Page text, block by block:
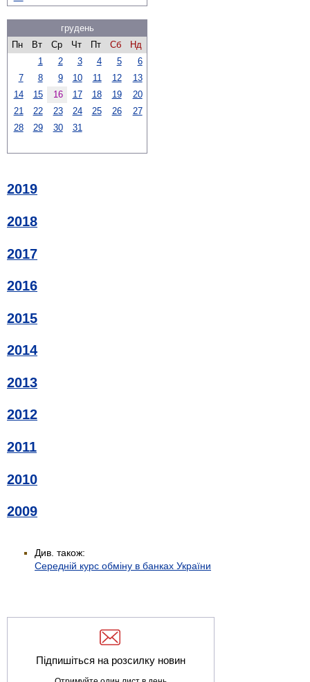
грудень
Пн
Вт Ср Чт Пт Сб
Нд
1
2 3 4 5
6
7
8 9 10 11 12
13
14
15 16 17 18 19
20
21
22 23 24 25 26
27
28
29 30 31
2019
2018
2017
2016
2015
2014
2013
2012
2011
2010
2009
Див. також:
Середній курс обміну в банках України
Підпишіться на розсилку новин